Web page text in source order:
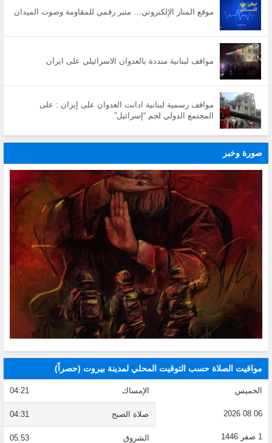
موقع المنار الإلكتروني… منبر رقمي للمقاومة وصوت الميدان
مواقف لبنانية منددة بالعدوان الاسرائيلي على ايران
مواقف رسمية لبنانية ادانت العدوان على إيران : على
المجتمع الدولي لجم “إسرائيل”
صورة وخبر
مواقيت الصلاة حسب التوقيت المحلي لمدينة بيروت (حصراً)
الخميس
06 08 2026
1 صفر 1446
الإمساك 04:21
صلاة الصبح 04:31
الشروق 05:53